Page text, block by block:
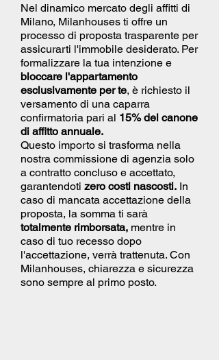
Nel dinamico mercato degli affitti di
Milano, Milanhouses ti offre un
processo di proposta trasparente per
assicurarti l'immobile desiderato. Per
formalizzare la tua intenzione e
bloccare l'appartamento
esclusivamente per te, è richiesto il
versamento di una caparra
confirmatoria pari al 15% del canone
di affitto annuale.
Questo importo si trasforma nella
nostra commissione di agenzia solo
a contratto concluso e accettato,
garantendoti zero costi nascosti. In
caso di mancata accettazione della
proposta, la somma ti sarà
totalmente rimborsata, mentre in
caso di tuo recesso dopo
l'accettazione, verrà trattenuta. Con
Milanhouses, chiarezza e sicurezza
sono sempre al primo posto.